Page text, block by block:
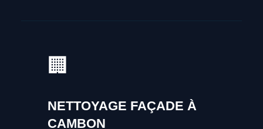
🏢
NETTOYAGE FAÇADE À
CAMBON